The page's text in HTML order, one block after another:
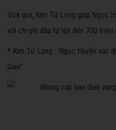
Vừa qua, Kim Tử Long giúp Ngọc
với chi phí đầu tư lên đến 700 triệu
* Kim Tử Long - Ngọc Huyền xúc
Giao"